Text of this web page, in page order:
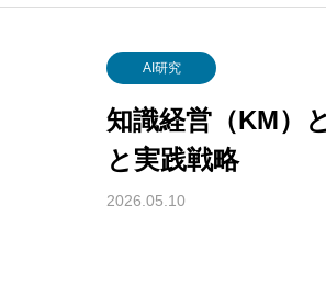
AI研究
知識経営（KM）
と実践戦略
2026.05.10